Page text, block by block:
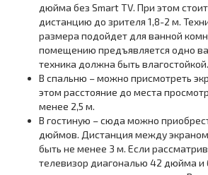
дюйма без Smart TV. При этом
дистанцию до зрителя 1,8-2 м.
размера подойдет для ванной
помещению предъявляется одно
техника должна быть влагостойкой.
В спальню – можно присмотреть
этом расстояние до места
менее 2,5 м.
В гостиную – сюда можно
дюймов. Дистанция между
быть не менее 3 м. Если
телевизор диагональю 42 дюйма и